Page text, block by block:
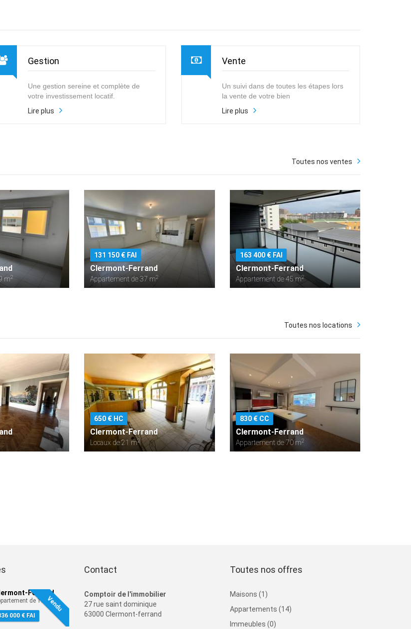
Gestion
Une gestion sereine et complète de
votre investissement locatif.
Lire plus
Vente
Un suivi dans de toutes les étapes lors
la vente de votre bien
Lire plus
Toutes nos ventes
m2
131 150 € FAI
Clermont-Ferrand
Appartement de 37 m2
163 400 € FAI
Clermont-Ferrand
Appartement de 45 m2
Toutes nos locations
650 € HC
Clermont-Ferrand
Locaux de 21 m2
830 € CC
Clermont-Ferrand
Appartement de 70 m2
Vendu
Ferrand
de 100 m
000 € FAI
Contact
Comptoir de l'immobilier
27 rue saint dominique
63000 Clermont-ferrand
Toutes nos offres
Maisons (1)
Appartements (14)
Immeubles (0)